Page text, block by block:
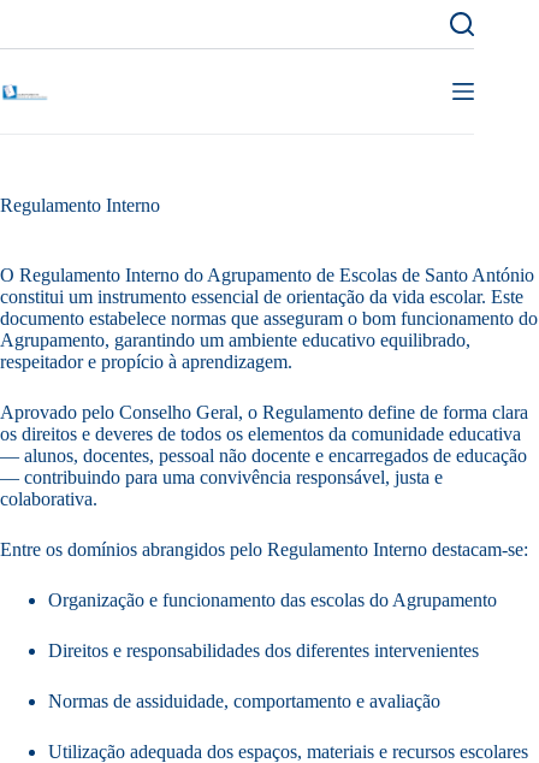
o
Regulamento Interno
O Regulamento Interno do Agrupamento de Escolas de Santo António
constitui um instrumento essencial de orientação da vida escolar. Este
documento estabelece normas que asseguram o bom funcionamento do
Agrupamento, garantindo um ambiente educativo equilibrado,
respeitador e propício à aprendizagem.
Aprovado pelo Conselho Geral, o Regulamento define de forma clara
os direitos e deveres de todos os elementos da comunidade educativa
— alunos, docentes, pessoal não docente e encarregados de educação
— contribuindo para uma convivência responsável, justa e
colaborativa.
Entre os domínios abrangidos pelo Regulamento Interno destacam-se:
Organização e funcionamento das escolas do Agrupamento
Direitos e responsabilidades dos diferentes intervenientes
Normas de assiduidade, comportamento e avaliação
Utilização adequada dos espaços, materiais e recursos escolares